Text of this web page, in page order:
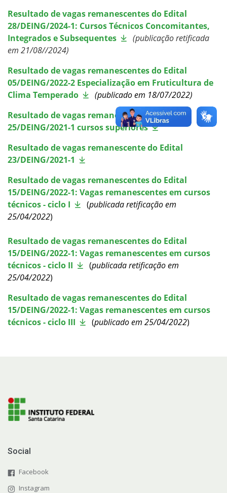
Processo de Inscrição
Resultados
Resultado das vagas remanescentes
Como posso estudar no IFSC?
Calendário de inscrições
Processos Seletivos
Cotas
Inscrições e acompanhamento
Orientações para Matrícula
Vagas Ociosas
Transferências e Retornos
Provas e Gabaritos
Resultado de vagas remanescentes do Edital
28/DEING/2024-1: Cursos Técnicos Concomitantes,
Integrados e Subsequentes
(publicação retificada
em 21/08//2024)
Resultado de vagas remanescentes do Edital
05/DEING/2022-2 Especialização em Fruticultura de
Clima Temperado
(publicado em 18/07/2022)
Resultado de vagas remanescente do Edital
25/DEING/2021-1 cursos superiores
Resultado de vagas remanescente do Edital
23/DEING/2021-1
Resultado de vagas remanescentes do Edital
15/DEING/2022-1: Vagas remanescentes em cursos
técnicos - ciclo I
(publicada retificação em
25/04/2022)
Resultado de vagas remanescentes do Edital
15/DEING/2022-1: Vagas remanescentes em cursos
técnicos - ciclo II
(publicada retificação em
25/04/2022)
Resultado de vagas remanescentes do Edital
15/DEING/2022-1: Vagas remanescentes em cursos
técnicos - ciclo III
(publicado em 25/04/2022)
Social
Facebook
Instagram